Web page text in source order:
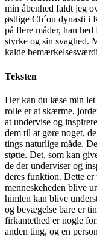
min åbenhed faldt jeg
østlige Ch´ou dynasti i
på flere måder, han
styrke og sin svaghed.
kalde
Teksten
Her kan du læse min
rolle er at skærme,
at undervise og
dem til at gøre noget,
tings naturlige måde.
støtte. Det, som kan
de der underviser og
deres funktion. Dette er
menneskeheden blive
himlen kan blive
og bevægelse bare er
firkantethed er nogle
anden ting, og en